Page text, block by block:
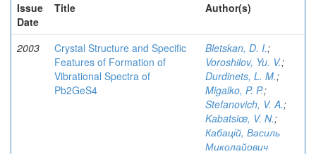
Issue
Date
Title Author(s)
2003
Crystal Structure and Specific
Features of Formation of
Vibrational Spectra of
Pb2GeS4
Bletskan, D. I.;
Voroshilov, Yu. V.;
Durdinets, L. M.;
Migalko, P. P.;
Stefanovich, V. A.;
Kabatsiœ, V. N.;
Кабацій, Василь
Миколайович